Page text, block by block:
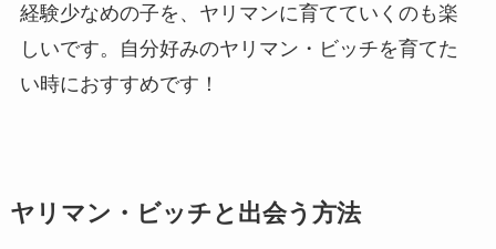
経験少なめの子を、ヤリマンに育てていくのも楽
しいです。自分好みのヤリマン・ビッチを育てた
い時におすすめです！
ヤリマン・ビッチと出会う方法